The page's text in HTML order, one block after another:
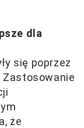
dla
się poprzez
Zastosowanie
że